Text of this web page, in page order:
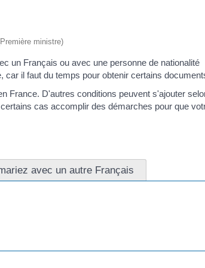
ministre)
un Français ou avec une personne de nationalité
il faut du temps pour obtenir certains
France. D'autres conditions peuvent s'ajouter
cas accomplir des démarches pour que
avec un autre Français